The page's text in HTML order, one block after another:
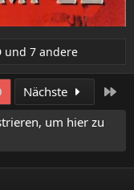
und 7 andere
Nächste
um hier zu